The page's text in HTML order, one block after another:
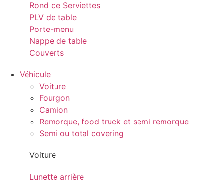
Rond de Serviettes
PLV de table
Porte-menu
Nappe de table
Couverts
Véhicule
Voiture
Fourgon
Camion
Remorque, food truck et semi remorque
Semi ou total covering
Voiture
Lunette arrière